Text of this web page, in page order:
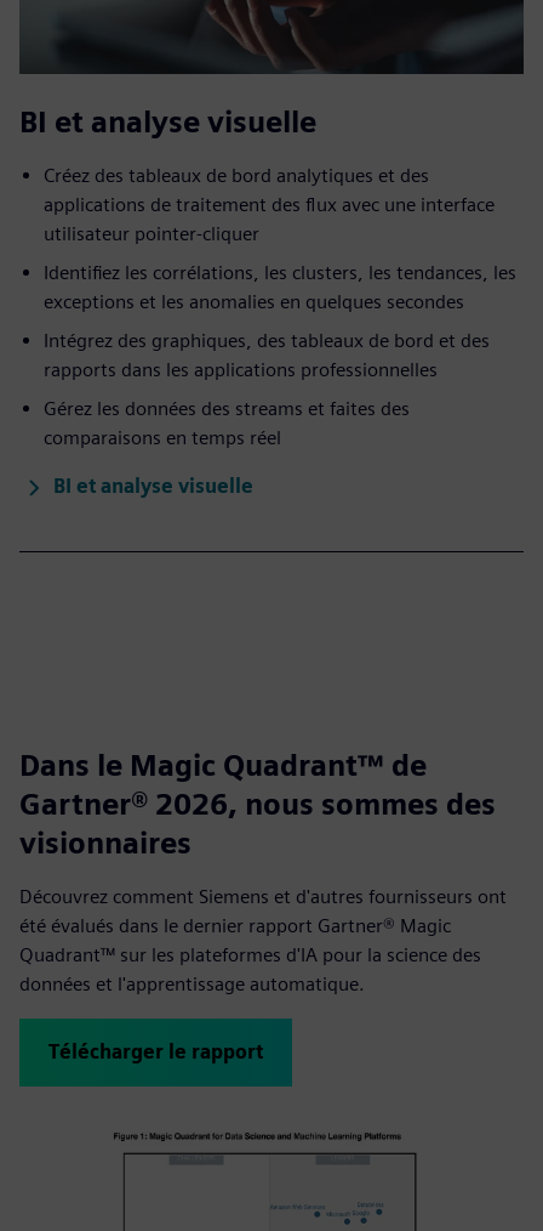
BI et analyse visuelle
Créez des tableaux de bord analytiques et des
applications de traitement des flux avec une interface
utilisateur pointer-cliquer
Identifiez les corrélations, les clusters, les tendances, les
exceptions et les anomalies en quelques secondes
Intégrez des graphiques, des tableaux de bord et des
rapports dans les applications professionnelles
Gérez les données des streams et faites des
comparaisons en temps réel
BI et analyse visuelle
Dans le Magic Quadrant™ de
Gartner® 2026, nous sommes des
visionnaires
Découvrez comment Siemens et d'autres fournisseurs ont
été évalués dans le dernier rapport Gartner® Magic
Quadrant™ sur les plateformes d'IA pour la science des
données et l'apprentissage automatique.
Télécharger le rapport